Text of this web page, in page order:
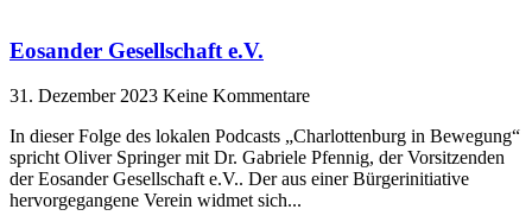
Eosander Gesellschaft e.V.
31. Dezember 2023 Keine Kommentare
In dieser Folge des lokalen Podcasts „Charlottenburg in Bewegung“
spricht Oliver Springer mit Dr. Gabriele Pfennig, der Vorsitzenden
der Eosander Gesellschaft e.V.. Der aus einer Bürgerinitiative
hervorgegangene Verein widmet sich